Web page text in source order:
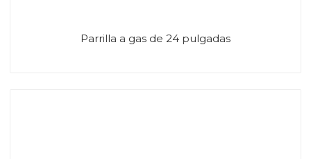
Parrilla a gas de 24 pulgadas